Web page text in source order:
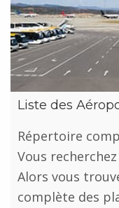
Liste des
Répertoire
Vous
Alors vous
complète des